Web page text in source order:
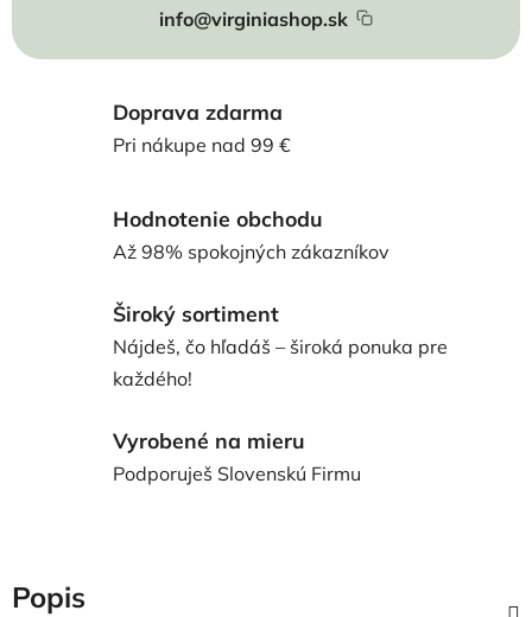
info@virginiashop.sk
Doprava zdarma
Pri nákupe nad 99 €
Hodnotenie obchodu
Až 98% spokojných zákazníkov
Široký sortiment
Nájdeš, čo hľadáš – široká ponuka pre
každého!
Vyrobené na mieru
Podporuješ Slovenskú Firmu
Popis